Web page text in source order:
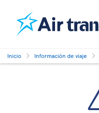
Inicio Información de viaje